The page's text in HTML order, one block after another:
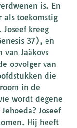
is. En
als toekomstig
kreeg
37), en
van Jaäkovs
opvolger van
die
in de
wordt degene
Joseef
Hij heeft